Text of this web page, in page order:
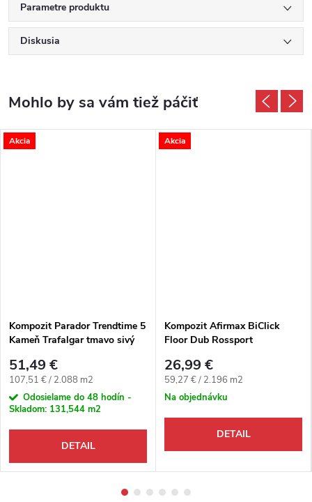
Parametre produktu
Diskusia
Akcia
Kompozit Parador Trendtime 5
Kameň Trafalgar tmavo sivý
51,49 €
Jednotková cena:
107,51 € / 2.088 m2
Odosielame do 48 hodín -
Skladom: 131,544 m2
DETAIL
Akcia
Kompozit Afirmax BiClick
Floor Dub Rossport
26,99 €
Jednotková cena:
59,27 € / 2.196 m2
Na objednávku
DETAIL